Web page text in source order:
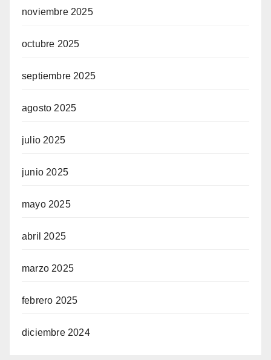
noviembre 2025
octubre 2025
septiembre 2025
agosto 2025
julio 2025
junio 2025
mayo 2025
abril 2025
marzo 2025
febrero 2025
diciembre 2024